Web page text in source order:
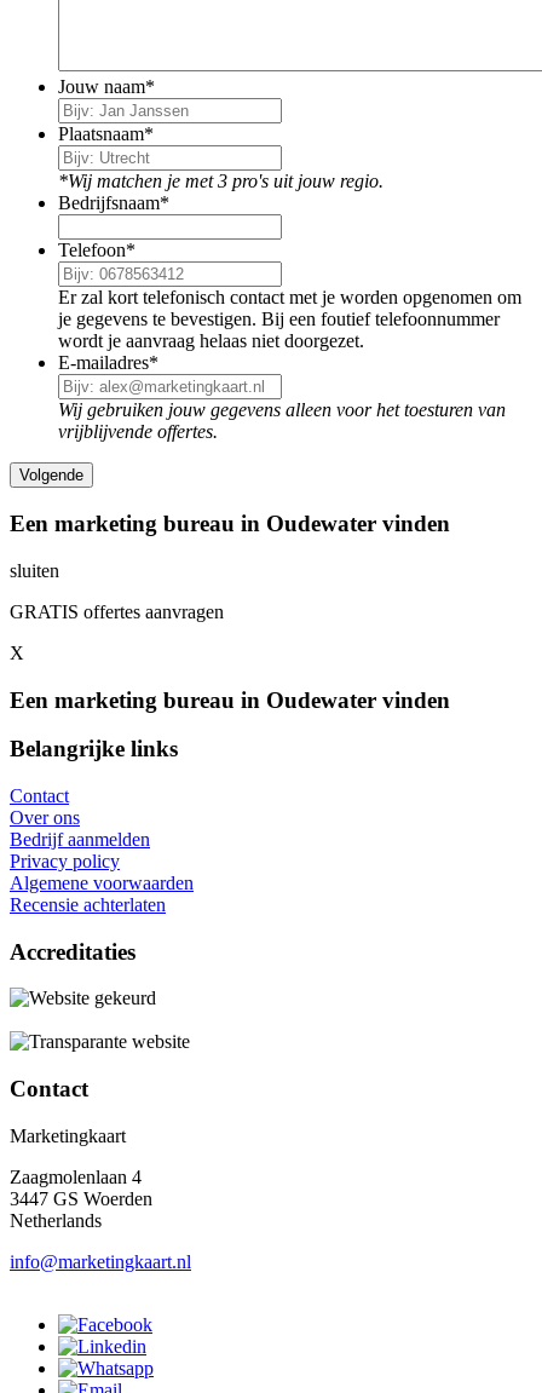
Jouw naam*
Plaatsnaam*
*Wij matchen je met 3 pro's uit jouw regio.
Bedrijfsnaam*
Telefoon*
Er zal kort telefonisch contact met je worden opgenomen om
je gegevens te bevestigen. Bij een foutief telefoonnummer
wordt je aanvraag helaas niet doorgezet.
E-mailadres*
Wij gebruiken jouw gegevens alleen voor het toesturen van
vrijblijvende offertes.
Een marketing bureau in Oudewater vinden
sluiten
GRATIS offertes aanvragen
X
Een marketing bureau in Oudewater vinden
Belangrijke links
Contact
Over ons
Bedrijf aanmelden
Privacy policy
Algemene voorwaarden
Recensie achterlaten
Accreditaties
Contact
Marketingkaart
Zaagmolenlaan 4
3447 GS Woerden
Netherlands
info@marketingkaart.nl